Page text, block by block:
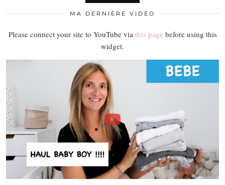
MA DERNIÈRE VIDÉO
Please connect your site to YouTube via this page before using this
widget.